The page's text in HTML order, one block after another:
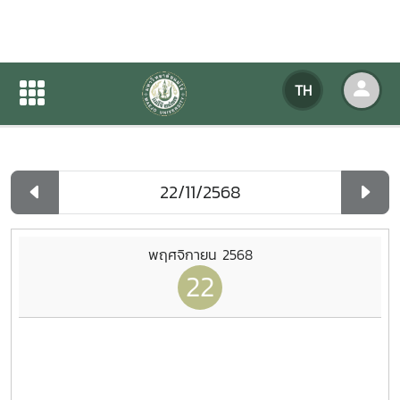
TH
ปฏิทินกิจกรรมของหน่วยงาน
ปฏิทินกิจกรรมของหน่วยงาน
พฤศจิกายน 2568
22